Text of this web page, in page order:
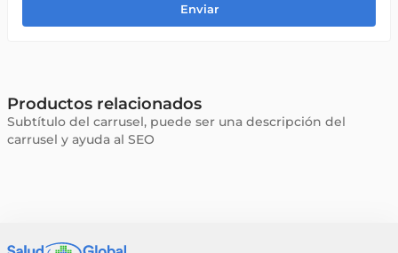
Enviar
Productos relacionados
Subtítulo del carrusel, puede ser una descripción del
carrusel y ayuda al SEO